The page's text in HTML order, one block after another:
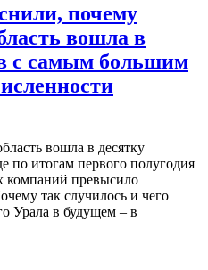
почему
вошла в
с самым большим
вошла в десятку
по итогам первого полугодия
компаний превысило
так случилось и чего
Урала в будущем – в